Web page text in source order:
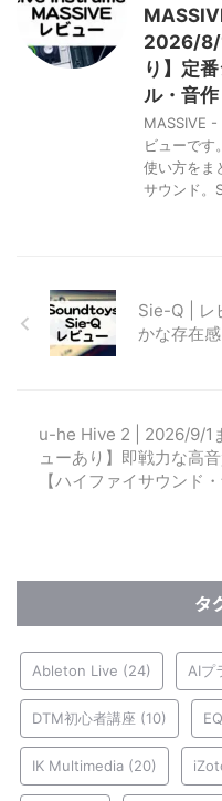
2026/8/
り】定
ル・音作
MASSIVE
ビューです
使い方をま
サウンド。
Sie-Q | レ
かな存在
u-he Hive 2 | 2026/9/1
ューあり】即戦力な高
【ハイファイサウンド
タ
Ableton Live (24) AIプ
DTM初心者講座 (10) EQ
IK Multimedia (20)